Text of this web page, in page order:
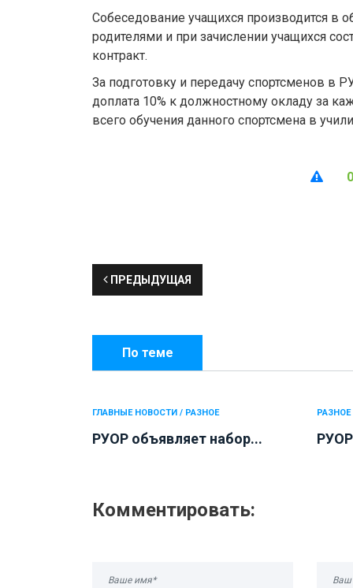
Собеседование учащихся производится в
родителями и при зачислении учащихся
контракт.
За подготовку и передачу спортсменов в
доплата 10% к должностному окладу за
всего обучения данного спортсмена в
0
ПРЕДЫДУЩАЯ
По теме
ГЛАВНЫЕ НОВОСТИ / РАЗНОЕ
РУОР объявляет набор...
РАЗНОЕ
Комментировать: